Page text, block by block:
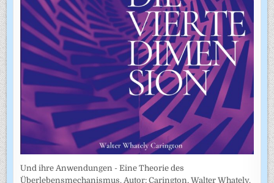
Und ihre Anwendungen - Eine Theorie des
Überlebensmechanismus. Autor: Carington, Walter Whately.